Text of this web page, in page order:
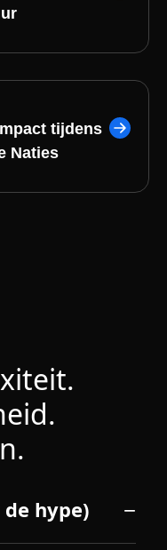
tijdens
Naties
hype)